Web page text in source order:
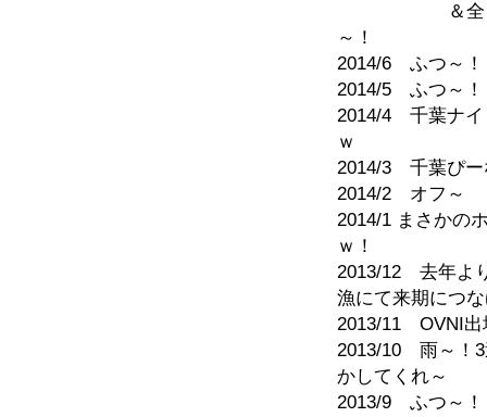
＆全日決勝
～！
2014/6 ふつ～！
2014/5 ふつ～！
2014/4 千葉ナイ
ｗ
2014/3 千葉ぴー
2014/2 オフ～
2014/1 まさかの
ｗ！
2013/12 去年よ
漁にて来期につ
2013/11 OVNI出
2013/10 雨～！3
かしてくれ～
2013/9 ふつ～！